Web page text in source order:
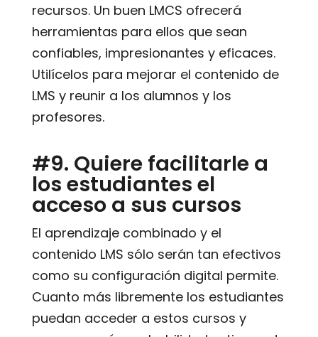
recursos. Un buen LMCS ofrecerá
herramientas para ellos que sean
confiables, impresionantes y eficaces.
Utilícelos para mejorar el contenido de
LMS y reunir a los alumnos y los
profesores.
#9. Quiere facilitarle a
los estudiantes el
acceso a sus cursos
El aprendizaje combinado y el
contenido LMS sólo serán tan efectivos
como su configuración digital permite.
Cuanto más libremente los estudiantes
puedan acceder a estos cursos y